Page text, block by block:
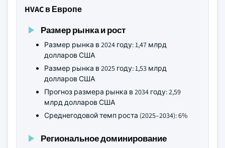
HVAC в Европе
Размер рынка и рост
Размер рынка в 2024 году: 1,47 млрд
долларов США
Размер рынка в 2025 году: 1,53 млрд
долларов США
Прогноз размера рынка в 2034 году: 2,59
млрд долларов США
Среднегодовой темп роста (2025–2034): 6%
Региональное доминирование